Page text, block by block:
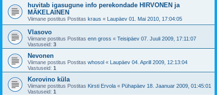
huvitab igasugune info perekondade HIRVONEN ja
MÄKELAINEN
Viimane postitus Postitas kraus « Laupäev 01. Mai 2010, 17:04:05
Vlasovo
Viimane postitus Postitas enn gross « Teisipäev 07. Juuli 2009, 17:11:07
Vastuseid: 3
Nevonen
Viimane postitus Postitas whosol « Laupäev 04. Aprill 2009, 12:13:04
Vastuseid: 1
Korovino küla
Viimane postitus Postitas Kirsti Ervola « Pühapäev 18. Jaanuar 2009, 01:45:01
Vastuseid: 1